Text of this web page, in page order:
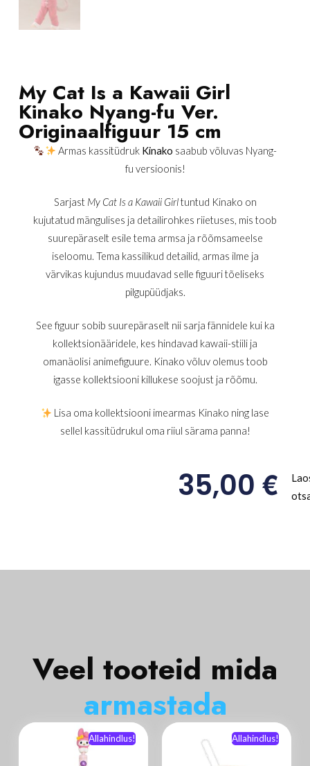
My Cat Is a Kawaii Girl
Kinako Nyang-fu Ver.
Originaalfiguur 15 cm
Armas kassitüdruk Kinako saabub võluvas Nyang-
fu versioonis!
Sarjast My Cat Is a Kawaii Girltuntud Kinako on
kujutatud mängulises ja detailirohkes riietuses, mis toob
suurepäraselt esile tema armsa ja rõõmsameelse
iseloomu. Tema kassilikud detailid, armas ilme ja
värvikas kujundus muudavad selle figuuri tõeliseks
pilgupüüdjaks.
See figuur sobib suurepäraselt nii sarja fännidele kui ka
kollektsionääridele, kes hindavad kawaii-stiili ja
omanäolisi animefiguure. Kinako võluv olemus toob
igasse kollektsiooni killukese soojust ja rõõmu.
Lisa oma kollektsiooni imearmas Kinako ning lase
sellel kassitüdrukul oma riiul särama panna!
35,00€
Veel tooteid mida
armastada
Allahindlus! Allahindlus!